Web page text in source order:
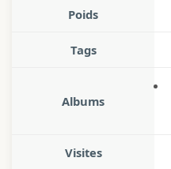
Poids
Tags
Albums
Visites